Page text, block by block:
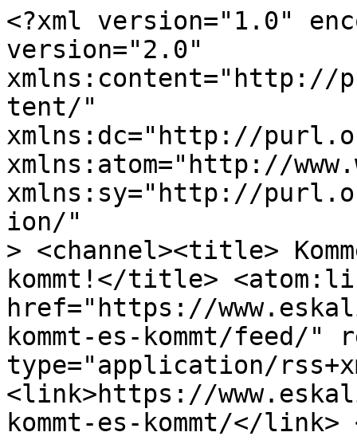
<?xml version="1.0"
version="2.0"
xmlns:content="http://
tent/"
xmlns:dc="http://
xmlns:atom="http://
xmlns:sy="http://
ion/"
> <channel><title>
kommt!</title>
href="https://
kommt-es-kommt/feed/
type="application/
<link>https://
kommt-es-kommt/</